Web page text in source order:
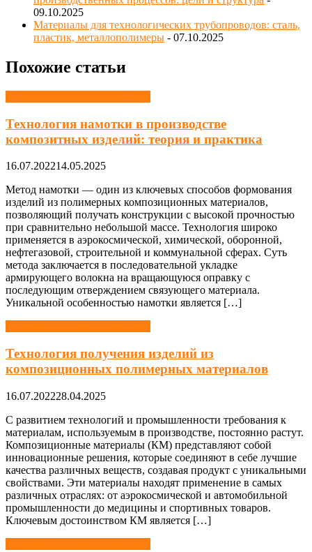
09.10.2025
Материалы для технологических трубопроводов: сталь,
пластик, металлополимеры - 07.10.2025
Похожие статьи
Технология намотки в производстве
композитных изделий: теория и практика
16.07.202214.05.2025
Метод намотки — один из ключевых способов формования
изделий из полимерных композиционных материалов,
позволяющий получать конструкции с высокой прочностью
при сравнительно небольшой массе. Технология широко
применяется в аэрокосмической, химической, оборонной,
нефтегазовой, строительной и коммунальной сферах. Суть
метода заключается в последовательной укладке
армирующего волокна на вращающуюся оправку с
последующим отверждением связующего материала.
Уникальной особенностью намотки является […]
Технология получения изделий из
композиционных полимерных материалов
16.07.202228.04.2025
С развитием технологий и промышленности требования к
материалам, используемым в производстве, постоянно растут.
Композиционные материалы (КМ) представляют собой
инновационные решения, которые соединяют в себе лучшие
качества различных веществ, создавая продукт с уникальными
свойствами. Эти материалы находят применение в самых
различных отраслях: от аэрокосмической и автомобильной
промышленности до медицины и спортивных товаров.
Ключевым достоинством КМ является […]